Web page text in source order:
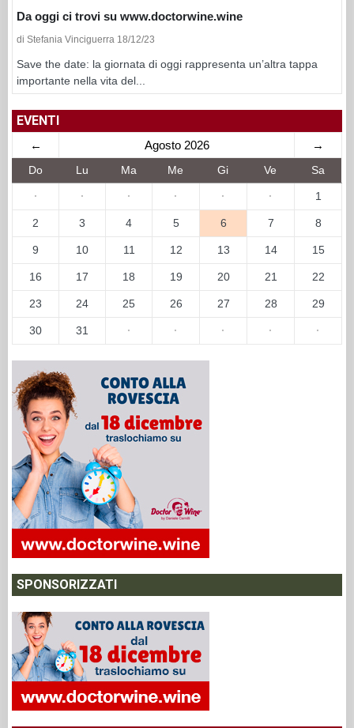
Da oggi ci trovi su www.doctorwine.wine
di Stefania Vinciguerra 18/12/23
Save the date: la giornata di oggi rappresenta un’altra tappa
importante nella vita del...
EVENTI
← Agosto 2026 →
Do Lu Ma Me Gi Ve Sa
· · · · · · 1
2 3 4 5 6 7 8
9 10 11 12 13 14 15
16 17 18 19 20 21 22
23 24 25 26 27 28 29
30 31 · · · · ·
SPONSORIZZATI